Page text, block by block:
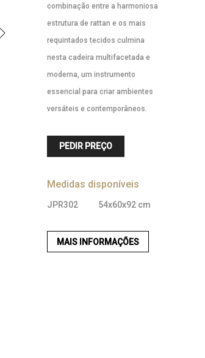
combinação entre a harmoniosa
estrutura de rattan e os mais
requintados tecidos culmina
nesta cadeira multifacetada e
moderna, um instrumento
essencial para criar ambientes
versáteis e contemporâneos.
PEDIR PREÇO
Medidas disponíveis
JPR302 54x60x92 cm
MAIS INFORMAÇÕES